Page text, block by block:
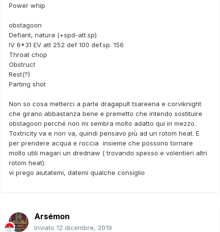
Power whip
obstagoon
Defiant, natura (+spd-att.sp)
IV 6*31 EV att 252 def 100 def.sp. 156
Throat chop
Obstruct
Rest(?)
Parting shot
Non so cosa metterci a parte dragapult tsareena e corviknight
che girano abbastanza bene e premetto che intendo sostituire
obstagoon perché non mi sembra molto adatto qui in mezzo.
Toxtricity va e non va, quindi pensavo più ad un rotom heat. E
per prendere acqua e roccia insieme che possono tornare
molto utili magari un drednaw ( trovando spesso e volentieri altri
rotom heat).
vi prego aiutatemi, datemi qualche consiglio
Arsémon
Inviato 12 dicembre, 2019